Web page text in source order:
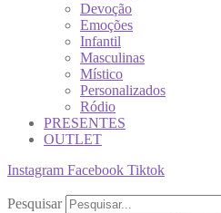
Devoção
Emoções
Infantil
Masculinas
Místico
Personalizados
Ródio
PRESENTES
OUTLET
Instagram Facebook Tiktok
Pesquisar